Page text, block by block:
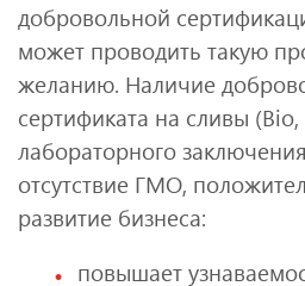
добровольной
может проводить такую
желанию. Наличие
сертификата на сливы
лабораторного
отсутствие ГМО,
развитие бизнеса:
повышает